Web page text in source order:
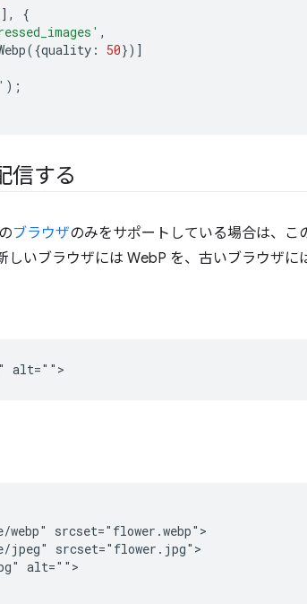
],
{
,
({quality : 50})]
);
信する
ブラウザのみをサポートしている場合は、こ
しいブラウザには WebP を、古いブラウザに
webp" srcset="flower.webp">
jpeg" srcset="flower.jpg">
alt="">